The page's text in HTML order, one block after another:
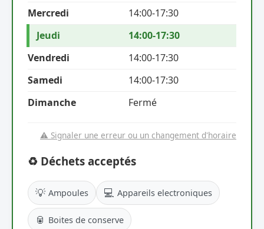
Mercredi
14:00-17:30
Jeudi
14:00-17:30
Vendredi
14:00-17:30
Samedi
14:00-17:30
Dimanche
Fermé
⚠️ Signaler une erreur ou un changement d'horaire
♻️ Déchets acceptés
💡 Ampoules 💻 Appareils electroniques
🥫 Boites de conserve